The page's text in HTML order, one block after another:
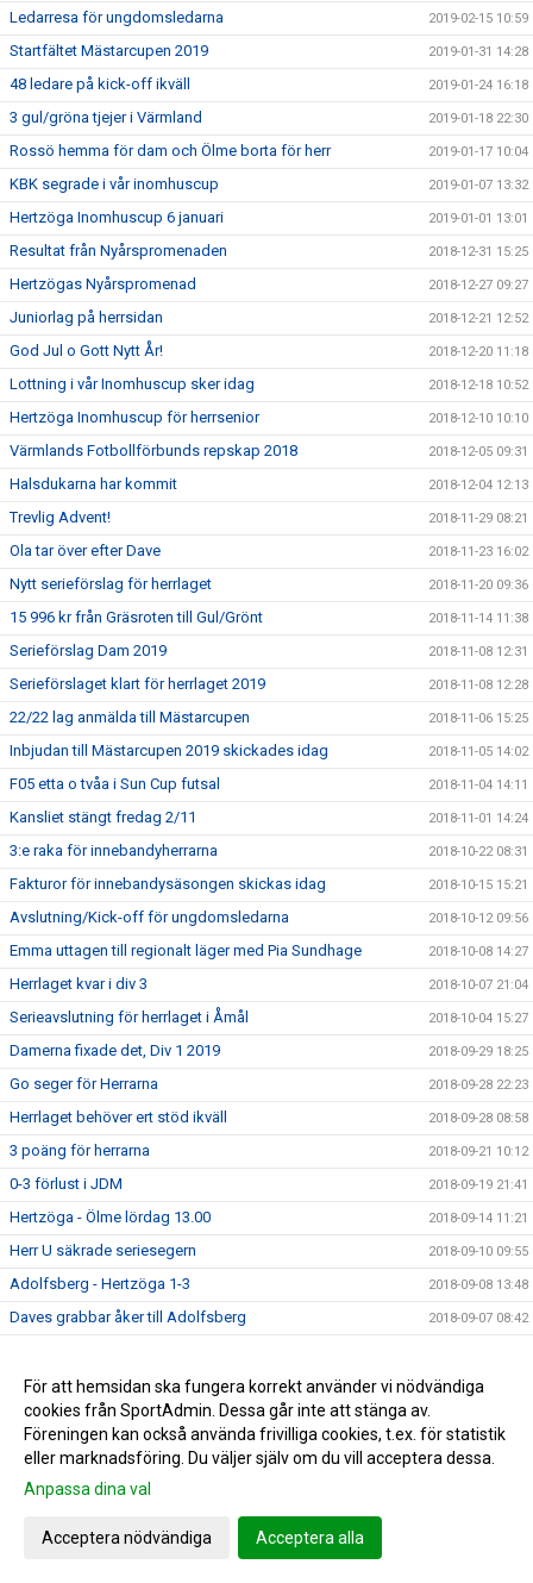
Ledarresa för ungdomsledarna 2019-02-15 10:59
Startfältet Mästarcupen 2019 2019-01-31 14:28
48 ledare på kick-off ikväll 2019-01-24 16:18
3 gul/gröna tjejer i Värmland 2019-01-18 22:30
Rossö hemma för dam och Ölme borta för herr 2019-01-17 10:04
KBK segrade i vår inomhuscup 2019-01-07 13:32
Hertzöga Inomhuscup 6 januari 2019-01-01 13:01
Resultat från Nyårspromenaden 2018-12-31 15:25
Hertzögas Nyårspromenad 2018-12-27 09:27
Juniorlag på herrsidan 2018-12-21 12:52
God Jul o Gott Nytt År! 2018-12-20 11:18
Lottning i vår Inomhuscup sker idag 2018-12-18 10:52
Hertzöga Inomhuscup för herrsenior 2018-12-10 10:10
Värmlands Fotbollförbunds repskap 2018 2018-12-05 09:31
Halsdukarna har kommit 2018-12-04 12:13
Trevlig Advent! 2018-11-29 08:21
Ola tar över efter Dave 2018-11-23 16:02
Nytt serieförslag för herrlaget 2018-11-20 09:36
15 996 kr från Gräsroten till Gul/Grönt 2018-11-14 11:38
Serieförslag Dam 2019 2018-11-08 12:31
Serieförslaget klart för herrlaget 2019 2018-11-08 12:28
22/22 lag anmälda till Mästarcupen 2018-11-06 15:25
Inbjudan till Mästarcupen 2019 skickades idag 2018-11-05 14:02
F05 etta o tvåa i Sun Cup futsal 2018-11-04 14:11
Kansliet stängt fredag 2/11 2018-11-01 14:24
3:e raka för innebandyherrarna 2018-10-22 08:31
Fakturor för innebandysäsongen skickas idag 2018-10-15 15:21
Avslutning/Kick-off för ungdomsledarna 2018-10-12 09:56
Emma uttagen till regionalt läger med Pia Sundhage 2018-10-08 14:27
Herrlaget kvar i div 3 2018-10-07 21:04
Serieavslutning för herrlaget i Åmål 2018-10-04 15:27
Damerna fixade det, Div 1 2019 2018-09-29 18:25
Go seger för Herrarna 2018-09-28 22:23
Herrlaget behöver ert stöd ikväll 2018-09-28 08:58
3 poäng för herrarna 2018-09-21 10:12
0-3 förlust i JDM 2018-09-19 21:41
Hertzöga - Ölme lördag 13.00 2018-09-14 11:21
Herr U säkrade seriesegern 2018-09-10 09:55
Adolfsberg - Hertzöga 1-3 2018-09-08 13:48
Daves grabbar åker till Adolfsberg 2018-09-07 08:42
Ödesmatch för herrlaget 2018-08-31 12:48
Pontus Johansson och Maria Busk inspirerar 2018-08-28 12:22
Utlottade priser från Målkronan 2018-08-20 08:33
Tung förlust för herrlaget mot FF
Seger 2-1 mot Bosna 92
För att hemsidan ska fungera korrekt använder vi nödvändiga
cookies från SportAdmin. Dessa går inte att stänga av.
Föreningen kan också använda frivilliga cookies, t.ex. för statistik
eller marknadsföring. Du väljer själv om du vill acceptera dessa.
Anpassa dina val
Acceptera nödvändiga Acceptera alla